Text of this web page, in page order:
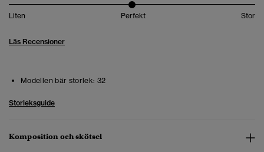
Liten Perfekt Stor
Läs Recensioner
Modellen bär storlek: 32
Storleksguide
Komposition och skötsel